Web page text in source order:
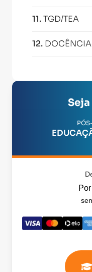
11.TGD/TEA
12.
Por